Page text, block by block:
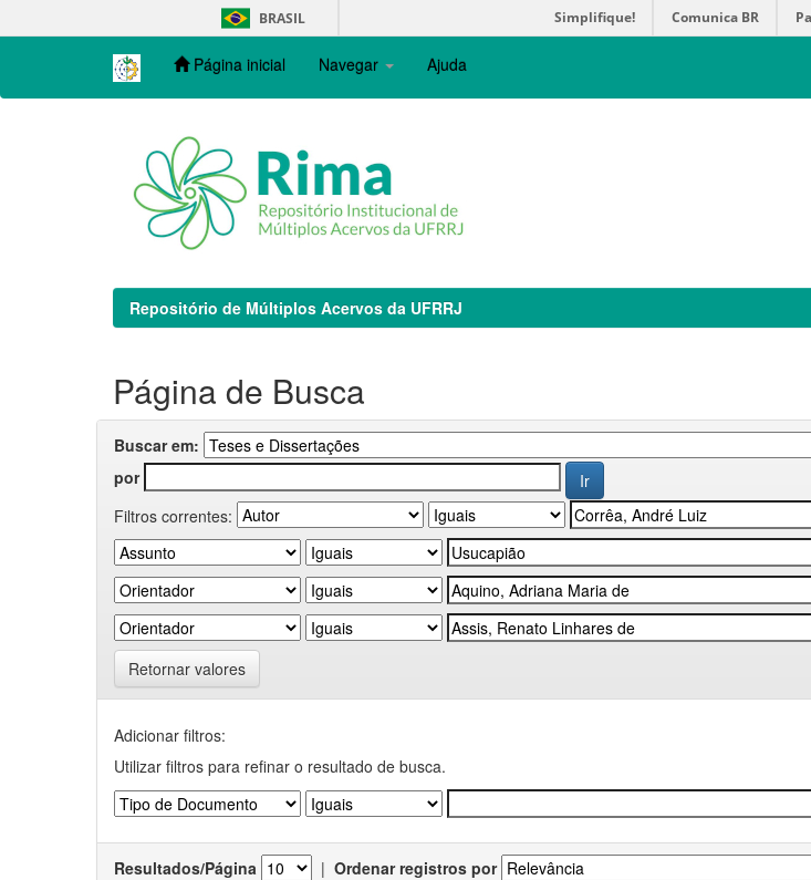
navigation
BRASIL Simplifique! Comunica BR
Página inicial Navegar Ajuda
Repositório de Múltiplos Acervos da UFRRJ
Página de Busca
Buscar em:
por
Filtros correntes:
Retornar valores
Adicionar filtros:
Utilizar filtros para refinar o resultado de busca.
Resultados/Página | Ordenar registros por